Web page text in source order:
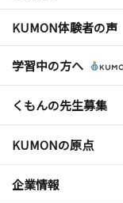
KUMON体験者の声
学習中の方へ
くもんの先生募集
KUMONの原点
企業情報